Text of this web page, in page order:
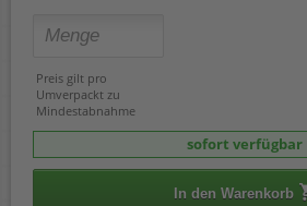
Preis gilt pro
Umverpackt zu
Mindestabnahme
sofort verfügbar
In den Warenkorb